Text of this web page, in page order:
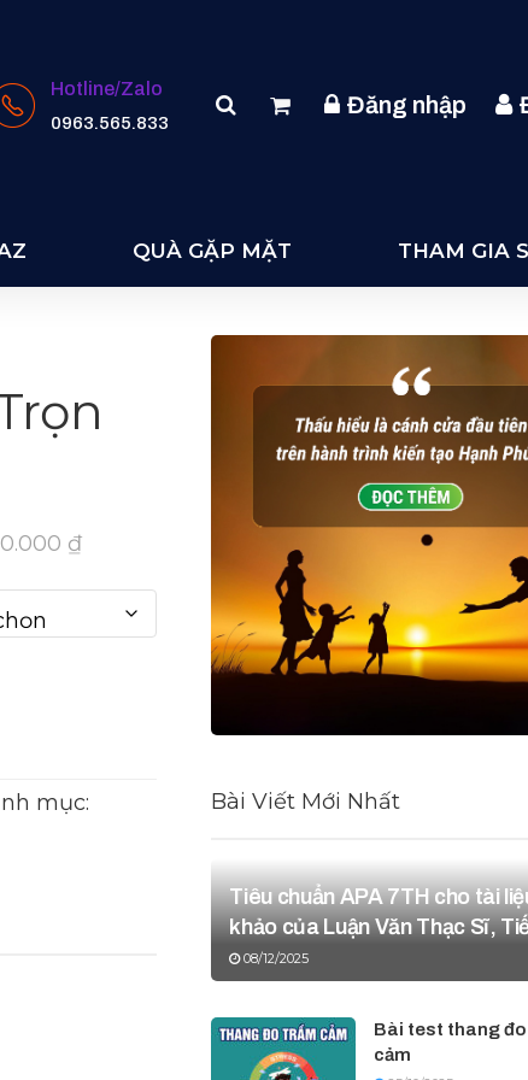
Hotline/Zalo
0963.565.833
Đăng nhập
QUÀ GẶP MẶT THAM GIA
₫
mục:
Bài Viết Mới Nhất
Tiêu chuẩn APA 7TH cho tài
khảo của Luận Văn Thạc Sĩ,
08/12/2025
Bài test thang đo
cảm